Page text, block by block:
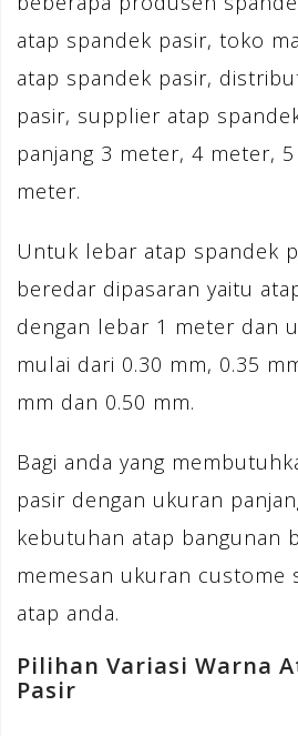
atap spandek pasir, toko
atap spandek pasir,
pasir, supplier atap
panjang 3 meter, 4 meter,
meter.
Untuk lebar atap spandek
beredar dipasaran yaitu
dengan lebar 1 meter dan
mulai dari 0.30 mm, 0.35
mm dan 0.50 mm.
Bagi anda yang
pasir dengan ukuran
kebutuhan atap bangunan
memesan ukuran custome
atap anda.
Pilihan Variasi Warna
Pasir